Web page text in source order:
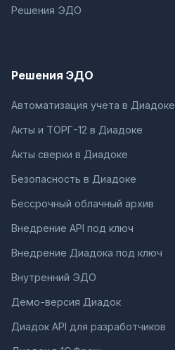
Решения ЭДО
Решения ЭДО
Автоматизация учета в Диадоке
Акты и ТОРГ-12 в Диадоке
Акты сверки в Диадоке
Безопасность в Диадоке
Бессрочный облачный архив
Внедрение API под ключ
Внедрение Диадока под ключ
Внутренний ЭДО
Демо-версия Диадок
Диадок API для разработчиков